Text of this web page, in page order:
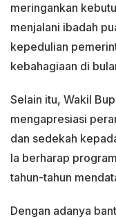
meringankan
menjalani ibadah
kepedulian
kebahagiaan di
Selain itu, Wakil
mengapresiasi
dan sedekah
Ia berharap
tahun-tahun
Dengan adanya